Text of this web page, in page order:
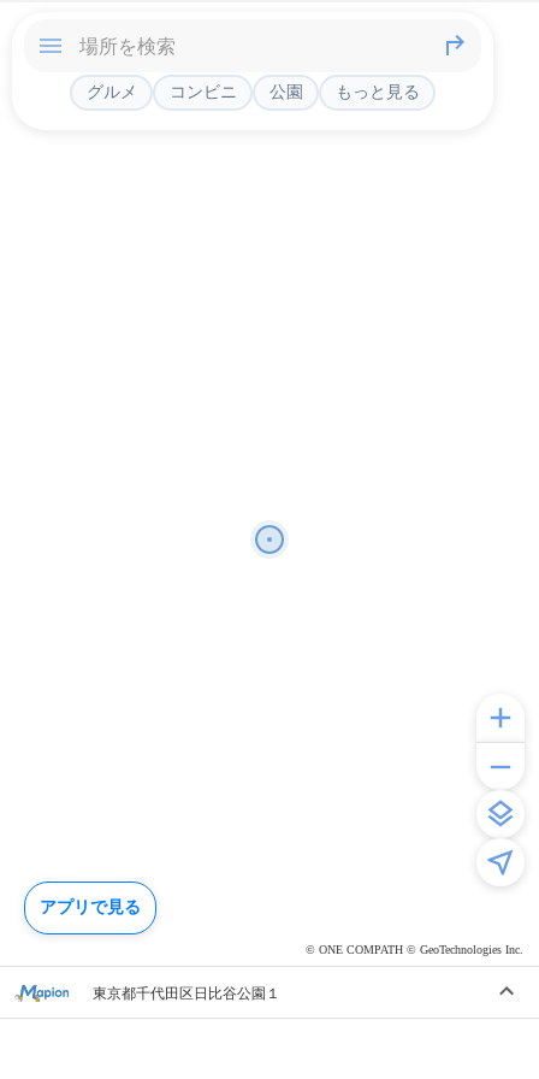
© ONE COMPATH © GeoTechnologies Inc.
グルメ コンビニ 公園 もっと見る
東京都千代田区日比谷公園１
アプリで見る